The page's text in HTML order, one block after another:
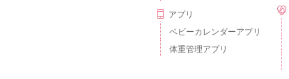
アプリ
ベビーカレンダーアプリ
体重管理アプリ